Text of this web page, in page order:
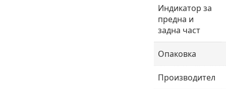
Индикатор за
предна и
задна част
Опаковка
Производител